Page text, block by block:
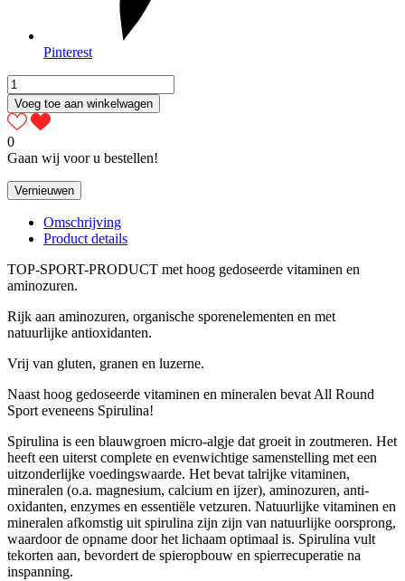
Pinterest
Voeg toe aan winkelwagen
0
Gaan wij voor u bestellen!
Omschrijving
Product details
TOP-SPORT-PRODUCT met hoog gedoseerde vitaminen en
aminozuren.
Rijk aan aminozuren, organische sporenelementen en met
natuurlijke antioxidanten.
Vrij van gluten, granen en luzerne.
Naast hoog gedoseerde vitaminen en mineralen bevat All Round
Sport eveneens Spirulina!
Spirulina is een blauwgroen micro-algje dat groeit in zoutmeren. Het
heeft een uiterst complete en evenwichtige samenstelling met een
uitzonderlijke voedingswaarde. Het bevat talrijke vitaminen,
mineralen (o.a. magnesium, calcium en ijzer), aminozuren, anti-
oxidanten, enzymes en essentiële vetzuren. Natuurlijke vitaminen en
mineralen afkomstig uit spirulina zijn zijn van natuurlijke oorsprong,
waardoor de opname door het lichaam optimaal is. Spirulina vult
tekorten aan, bevordert de spieropbouw en spierrecuperatie na
inspanning.